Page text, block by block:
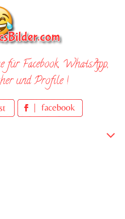
Facebook, WhatsApp,
und Profile !